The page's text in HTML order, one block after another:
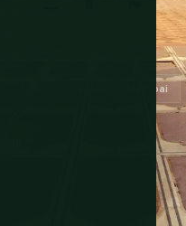
joitakin sen
📌 Delhi, Agra, Jaipur, Mumbai